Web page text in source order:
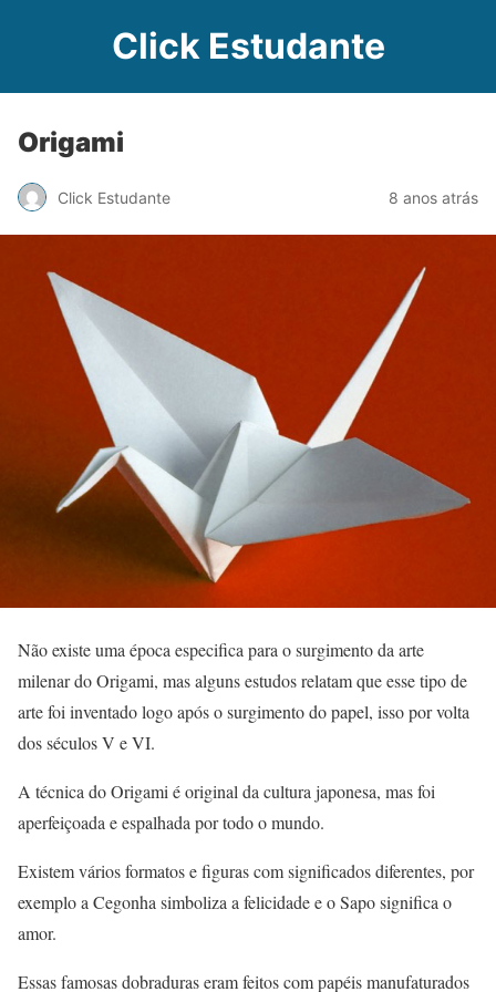
Click Estudante
Origami
Click Estudante 8 anos atrás
Não existe uma época especifica para o surgimento da arte
milenar do Origami, mas alguns estudos relatam que esse tipo de
arte foi inventado logo após o surgimento do papel, isso por volta
dos séculos V e VI.
A técnica do Origami é original da cultura japonesa, mas foi
aperfeiçoada e espalhada por todo o mundo.
Existem vários formatos e figuras com significados diferentes, por
exemplo a Cegonha simboliza a felicidade e o Sapo significa o
amor.
Essas famosas dobraduras eram feitos com papéis manufaturados